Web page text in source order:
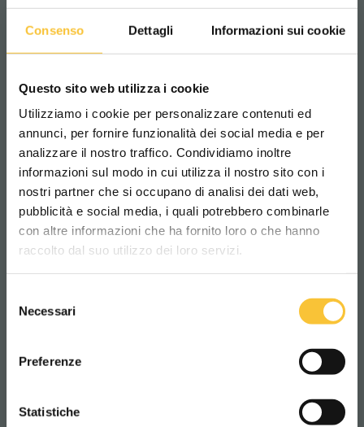
Consenso Dettagli Informazioni sui cookie
Questo sito web utilizza i cookie
Utilizziamo i cookie per personalizzare contenuti ed
annunci, per fornire funzionalità dei social media e per
analizzare il nostro traffico. Condividiamo inoltre
informazioni sul modo in cui utilizza il nostro sito con i
nostri partner che si occupano di analisi dei dati web,
pubblicità e social media, i quali potrebbero combinarle
con altre informazioni che ha fornito loro o che hanno
raccolto dal suo utilizzo dei loro servizi.
delNecessari
Preferenze
Statistiche
opal 66
Scegli il paese in cui ti trovi e la tua
lingua per una migliore esperienza di
navigazione